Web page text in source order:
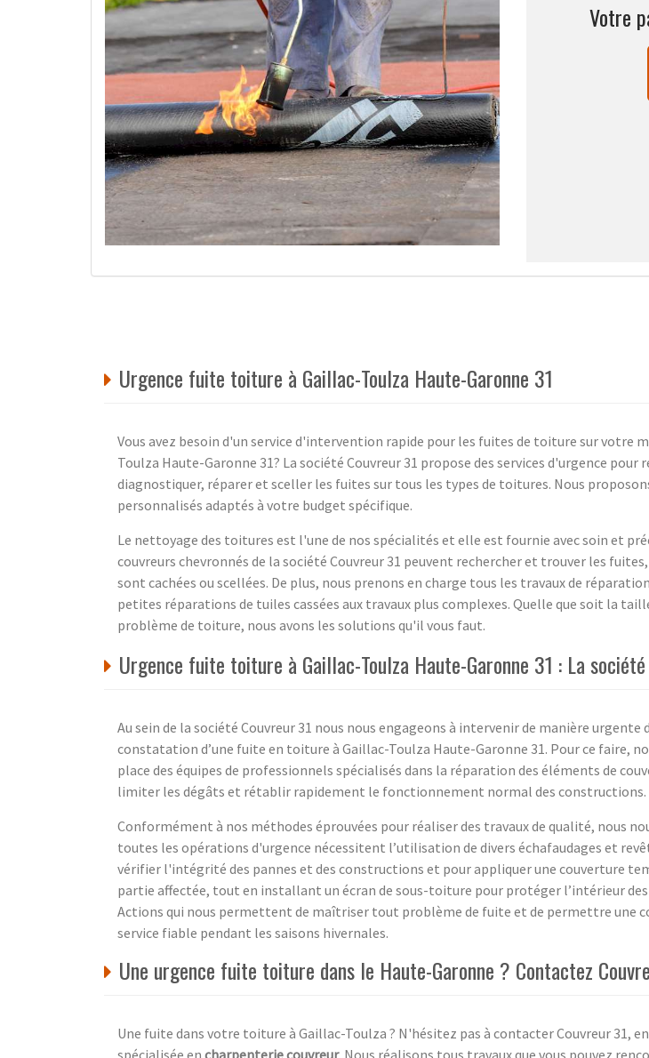
Votre
Urgence fuite toiture à Gaillac-Toulza Haute-Garonne 31
Vous avez besoin d'un service d'intervention rapide pour les fuites de toiture sur votre
Toulza Haute-Garonne 31? La société Couvreur 31 propose des services d'urgence pour
diagnostiquer, réparer et sceller les fuites sur tous les types de toitures. Nous
personnalisés adaptés à votre budget spécifique.
Le nettoyage des toitures est l'une de nos spécialités et elle est fournie avec soin et
couvreurs chevronnés de la société Couvreur 31 peuvent rechercher et trouver les
sont cachées ou scellées. De plus, nous prenons en charge tous les travaux de
petites réparations de tuiles cassées aux travaux plus complexes. Quelle que soit la
problème de toiture, nous avons les solutions qu'il vous faut.
Urgence fuite toiture à Gaillac-Toulza Haute-Garonne 31 : La
Au sein de la société Couvreur 31 nous nous engageons à intervenir de manière urgente
constatation d’une fuite en toiture à Gaillac-Toulza Haute-Garonne 31. Pour ce faire,
place des équipes de professionnels spécialisés dans la réparation des éléments de
limiter les dégâts et rétablir rapidement le fonctionnement normal des constructions.
Conformément à nos méthodes éprouvées pour réaliser des travaux de qualité, nous
toutes les opérations d'urgence nécessitent l’utilisation de divers échafaudages et
vérifier l'intégrité des pannes et des constructions et pour appliquer une couverture
partie affectée, tout en installant un écran de sous-toiture pour protéger l’intérieur
Actions qui nous permettent de maîtriser tout problème de fuite et de permettre une
service fiable pendant les saisons hivernales.
Une urgence fuite toiture dans le Haute-Garonne ? Contactez
Une fuite dans votre toiture à Gaillac-Toulza ? N'hésitez pas à contacter Couvreur 31,